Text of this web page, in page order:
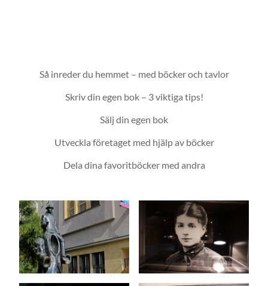
Så inreder du hemmet – med böcker och tavlor
Skriv din egen bok – 3 viktiga tips!
Sälj din egen bok
Utveckla företaget med hjälp av böcker
Dela dina favoritböcker med andra